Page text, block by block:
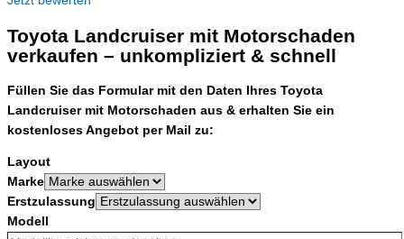
Toyota Landcruiser mit Motorschaden
verkaufen – unkompliziert & schnell
Füllen Sie das Formular mit den Daten Ihres Toyota
Landcruiser mit Motorschaden aus & erhalten Sie ein
kostenloses Angebot per Mail zu:
Layout
Marke
Erstzulassung
Modell